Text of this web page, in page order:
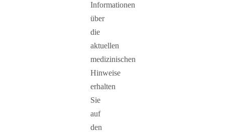
Informationen
über
die
aktuellen
medizinischen
Hinweise
erhalten
Sie
auf
den